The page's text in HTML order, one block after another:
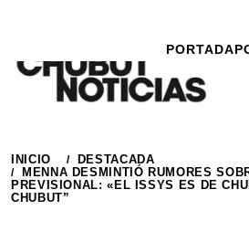
contenido
PORTADA
INICIO
DESTACADA
MENNA DESMINTIÓ RUMORES
PREVISIONAL: «EL ISSYS ES DE
CHUBUT”